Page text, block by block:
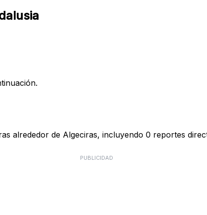
alrededor de Algeciras, incluyendo 0 reportes
PUBLICIDAD